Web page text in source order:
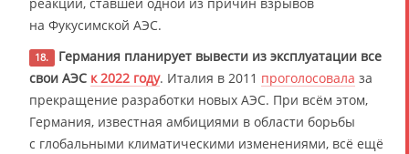
на Фукусимской АЭС.
18.
Германия планирует вывести из эксплуатации все
свои АЭС к 2022 году. Италия в 2011 проголосовала за
прекращение разработки новых АЭС. При всём этом,
Германия, известная амбициями в области борьбы
с глобальными климатическими изменениями, всё ещё